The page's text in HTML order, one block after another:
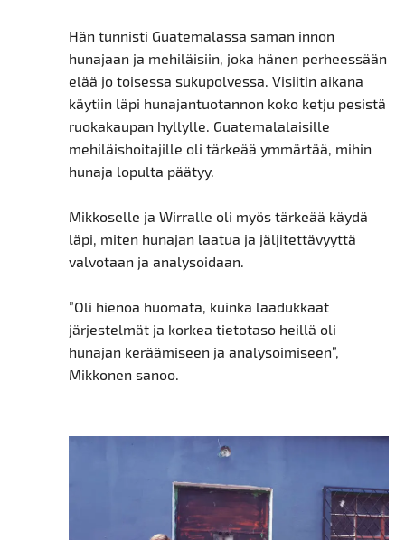
Hän tunnisti Guatemalassa saman innon
hunajaan ja mehiläisiin, joka hänen perheessään
elää jo toisessa sukupolvessa. Visiitin aikana
käytiin läpi hunajantuotannon koko ketju pesistä
ruokakaupan hyllylle. Guatemalalaisille
mehiläishoitajille oli tärkeää ymmärtää, mihin
hunaja lopulta päätyy.
Mikkoselle ja Wirralle oli myös tärkeää käydä
läpi, miten hunajan laatua ja jäljitettävyyttä
valvotaan ja analysoidaan.
”Oli hienoa huomata, kuinka laadukkaat
järjestelmät ja korkea tietotaso heillä oli
hunajan keräämiseen ja analysoimiseen”,
Mikkonen sanoo.